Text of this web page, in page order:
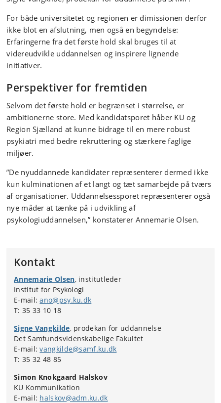
For både universitetet og regionen er dimissionen derfor
ikke blot en afslutning, men også en begyndelse:
Erfaringerne fra det første hold skal bruges til at
videreudvikle uddannelsen og inspirere lignende
initiativer.
Perspektiver for fremtiden
Selvom det første hold er begrænset i størrelse, er
ambitionerne store. Med kandidatsporet håber KU og
Region Sjælland at kunne bidrage til en mere robust
psykiatri med bedre rekruttering og stærkere faglige
miljøer.
”De nyuddannede kandidater repræsenterer dermed ikke
kun kulminationen af et langt og tæt samarbejde på tværs
af organisationer. Uddannelsessporet repræsenterer også
nye måder at tænke på i udvikling af
psykologiuddannelsen,” konstaterer Annemarie Olsen.
Kontakt
Annemarie Olsen, institutleder
Institut for Psykologi
E-mail:ano@psy.ku.dk
T: 35 33 10 18
Signe Vangkilde, prodekan for uddannelse
Det Samfundsvidenskabelige Fakultet
E-mail:vangkilde@samf.ku.dk
T: 35 32 48 85
Simon Knokgaard Halskov
KU Kommunikation
E-mail: halskov@adm.ku.dk